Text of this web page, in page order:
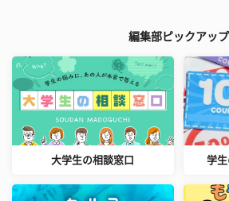
編集部ピックアップ
大学生の相談窓口 学